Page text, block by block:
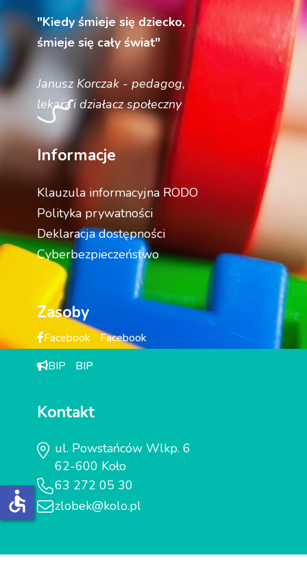
"Kiedy śmieje się dziecko,
śmieje się cały świat"
Janusz Korczak - pedagog,
lekarz i działacz społeczny
Informacje
Klauzula informacyjna RODO
Polityka prywatności
Deklaracja dostępności
Cyberbezpieczeństwo
Zasoby
Facebook Facebook
BIP
BIP
Kontakt
ul. Powstańców Wlkp. 6
62-600 Koło
63 272 05 30
zlobek@kolo.pl
accessible